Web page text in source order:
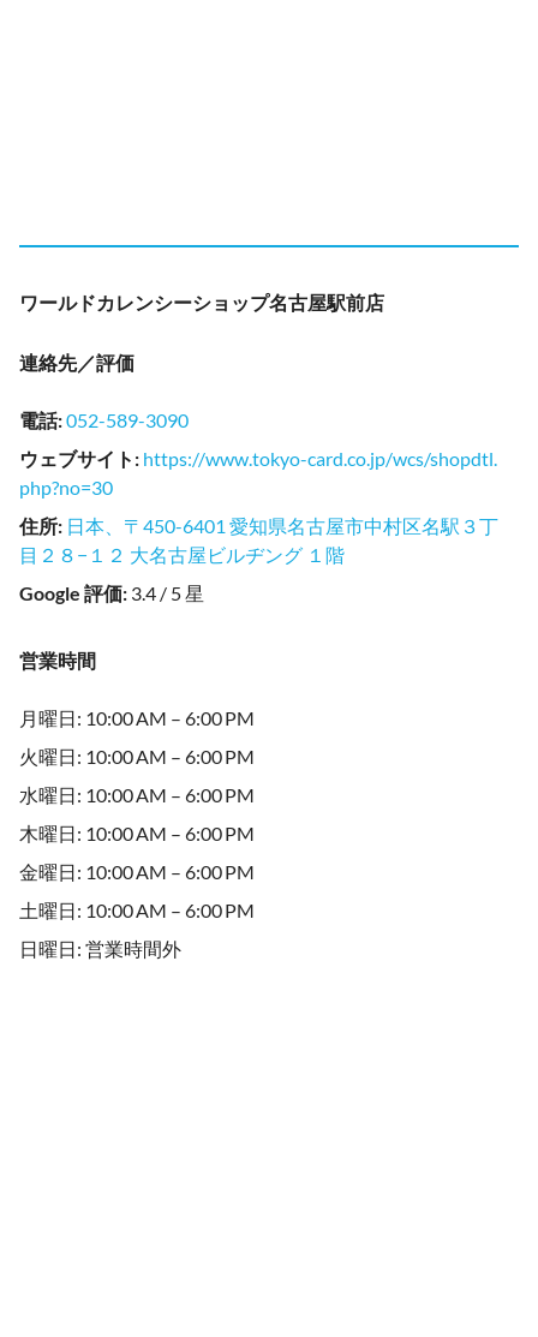
ワールドカレンシーショップ名古屋駅前店
連絡先／評価
電話:052-589-3090
ウェブサイト : https://www.tokyo-card.co.jp/wcs/shopdtl.
php?no=30
住所: 日本、〒450-6401 愛知県名古屋市中村区名駅３丁
目２８−１２ 大名古屋ビルヂング １階
Google 評価: 3.4 / 5 星
営業時間
月曜日: 10:00 AM – 6:00 PM
火曜日: 10:00 AM – 6:00 PM
水曜日: 10:00 AM – 6:00 PM
木曜日: 10:00 AM – 6:00 PM
金曜日: 10:00 AM – 6:00 PM
土曜日: 10:00 AM – 6:00 PM
日曜日: 営業時間外